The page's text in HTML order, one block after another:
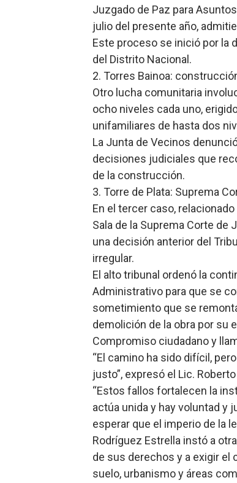
Juzgado de Paz para
julio del presente año,
Este proceso se inició por la
del Distrito Nacional.
2. Torres Bainoa:
Otro lucha comunitaria
ocho niveles cada uno,
unifamiliares de hasta dos
La Junta de Vecinos
decisiones judiciales que
de la construcción.
3. Torre de Plata: Suprema
En el tercer caso,
Sala de la Suprema Corte
una decisión anterior del
irregular.
El alto tribunal ordenó la
Administrativo para que se
sometimiento que se
demolición de la obra por su
Compromiso ciudadano y
“El camino ha sido difícil,
justo”, expresó el Lic.
“Estos fallos fortalecen la
actúa unida y hay voluntad y
esperar que el imperio de la
Rodríguez Estrella instó a
de sus derechos y a exigir el
suelo, urbanismo y áreas